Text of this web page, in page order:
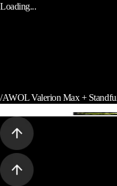
Loading...
/AWOL Valerion Max +